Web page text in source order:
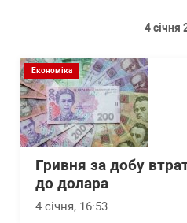
4 січня
Економіка
Гривня за добу
до долара
4 січня, 16:53